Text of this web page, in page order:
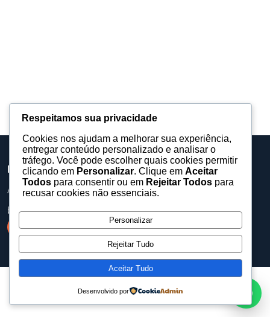
Barueri Eventos
Assessoria, equipamentos e produções para eventos.
baruerieventos@gmail.com
Respeitamos sua privacidade
Cookies nos ajudam a melhorar sua experiência,
entregar conteúdo personalizado e analisar o
tráfego. Você pode escolher quais cookies permitir
clicando em Personalizar. Clique em Aceitar
Todos para consentir ou em Rejeitar Todos para
recusar cookies não essenciais.
Personalizar
Rejeitar Tudo
Aceitar Tudo
Desenvolvido por